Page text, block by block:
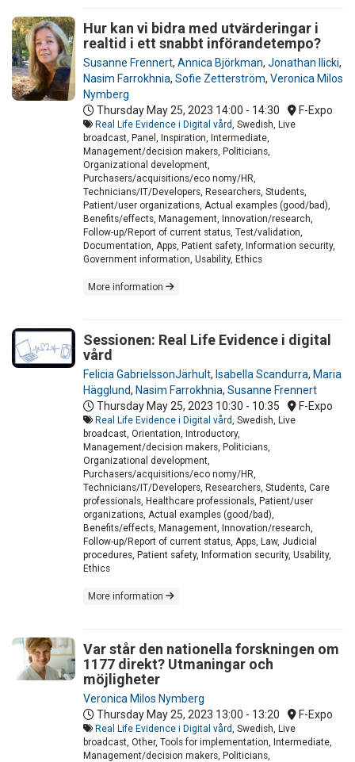
Hur kan vi bidra med utvärderingar i
realtid i ett snabbt införandetempo?
Susanne Frennert, Annica Björkman, Jonathan Ilicki,
Nasim Farrokhnia, Sofie Zetterström, Veronica Milos
Nymberg
Thursday May 25, 2023 14:00 - 14:30 F-Expo
Real Life Evidence i Digital vård , Swedish, Live
broadcast, Panel, Inspiration, Intermediate,
Management/decision makers, Politicians,
Organizational development,
Purchasers/acquisitions/eco nomy/HR,
Technicians/IT/Developers, Researchers, Students,
Patient/user organizations, Actual examples (good/bad),
Benefits/effects, Management, Innovation/research,
Follow-up/Report of current status, Test/validation,
Documentation, Apps, Patient safety, Information security,
Government information, Usability, Ethics
More information
Sessionen: Real Life Evidence i digital
vård
Felicia GabrielssonJärhult, Isabella Scandurra, Maria
Hägglund, Nasim Farrokhnia, Susanne Frennert
Thursday May 25, 2023 10:30 - 10:35 F-Expo
Real Life Evidence i Digital vård , Swedish, Live
broadcast, Orientation, Introductory,
Management/decision makers, Politicians,
Organizational development,
Purchasers/acquisitions/eco nomy/HR,
Technicians/IT/Developers, Researchers, Students, Care
professionals, Healthcare professionals, Patient/user
organizations, Actual examples (good/bad),
Benefits/effects, Management, Innovation/research,
Follow-up/Report of current status, Apps, Law, Judicial
procedures, Patient safety, Information security, Usability,
Ethics
More information
Var står den nationella forskningen om
1177 direkt? Utmaningar och
möjligheter
Veronica Milos Nymberg
Thursday May 25, 2023 13:00 - 13:20 F-Expo
Real Life Evidence i Digital vård , Swedish, Live
broadcast, Other, Tools for implementation, Intermediate,
Management/decision makers, Politicians,